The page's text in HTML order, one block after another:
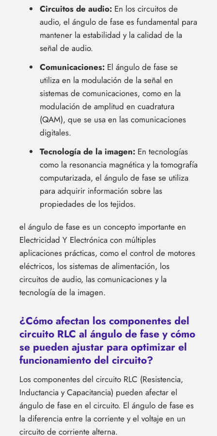
Circuitos de audio: En los circuitos de
audio, el ángulo de fase es fundamental para
mantener la estabilidad y la calidad de la
señal de audio.
Comunicaciones: El ángulo de fase se
utiliza en la modulación de la señal en
sistemas de comunicaciones, como en la
modulación de amplitud en cuadratura
(QAM), que se usa en las comunicaciones
digitales.
Tecnología de la imagen: En tecnologías
como la resonancia magnética y la tomografía
computarizada, el ángulo de fase se utiliza
para adquirir información sobre las
propiedades de los tejidos.
el ángulo de fase es un concepto importante en
Electricidad Y Electrónica con múltiples
aplicaciones prácticas, como el control de motores
eléctricos, los sistemas de alimentación, los
circuitos de audio, las comunicaciones y la
tecnología de la imagen.
¿Cómo afectan los componentes del
circuito RLC al ángulo de fase y cómo
se pueden ajustar para optimizar el
funcionamiento del circuito?
Los componentes del circuito RLC (Resistencia,
Inductancia y Capacitancia) pueden afectar el
ángulo de fase en el circuito. El ángulo de fase es
la diferencia entre la corriente y el voltaje en un
circuito de corriente alterna.